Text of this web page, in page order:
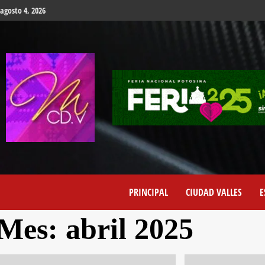
agosto 4, 2026
PRINCIPAL CIUDAD VALLES
abril 2025